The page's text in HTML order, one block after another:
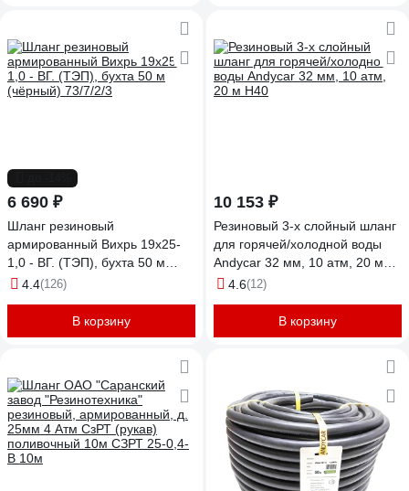
6 690 ₽
Шланг резиновый
армированный Вихрь 19х25-
1,0 - ВГ. (ТЭП), бухта 50 м
(чёрный) 73/7/2/3
4.4(126)
В корзину
10 153 ₽
Резиновый 3-х слойный шланг
для горячей/холодной воды
Andycar 32 мм, 10 атм, 20 м
H404.6(12)
В корзину